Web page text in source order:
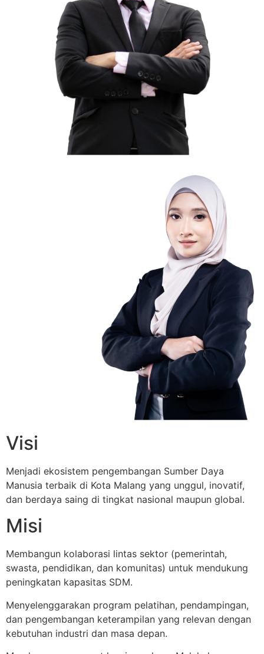
Visi
Menjadi ekosistem pengembangan Sumber Daya
Manusia terbaik di Kota Malang yang unggul, inovatif,
dan berdaya saing di tingkat nasional maupun global.
Misi
Membangun kolaborasi lintas sektor (pemerintah,
swasta, pendidikan, dan komunitas) untuk mendukung
peningkatan kapasitas SDM.
Menyelenggarakan program pelatihan, pendampingan,
dan pengembangan keterampilan yang relevan dengan
kebutuhan industri dan masa depan.